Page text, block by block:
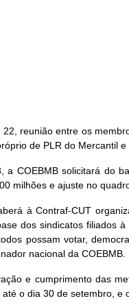
22, reunião entre os
de PLR do Mercantil
a COEBMB solicitará do
milhões e ajuste no
à Contraf-CUT
dos sindicatos filiados
possam votar,
nacional da COEBMB.
e cumprimento das
o dia 30 de setembro, e